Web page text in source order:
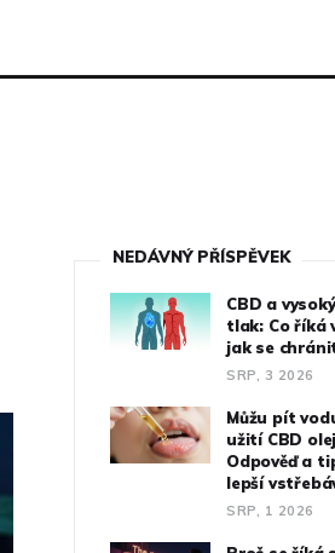
NEDÁVNÝ PŘÍSPĚVEK
CBD a
tlak: Co říká
jak se
SRP, 3 2026
Můžu pít
užití CBD
Odpověď a
lepší
SRP, 1 2026